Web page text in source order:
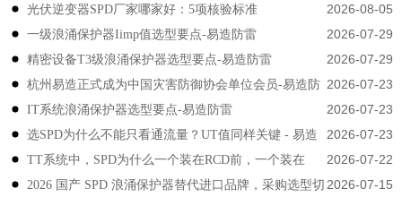
2026-08-05
光伏逆变器SPD厂家哪家好：5项核验标准
2026-07-29
一级浪涌保护器Iimp值选型要点-易造防雷
2026-07-29
精密设备T3级浪涌保护器选型要点-易造防雷
2026-07-23
杭州易造正式成为中国灾害防御协会单位会员-易造防
雷
2026-07-23
IT系统浪涌保护器选型要点-易造防雷
2026-07-23
选SPD为什么不能只看通流量？UT值同样关键 - 易造
防雷
2026-07-22
TT系统中，SPD为什么一个装在RCD前，一个装在
后？-易造防雷
2026-07-15
2026 国产 SPD 浪涌保护器替代进口品牌，采购选型切